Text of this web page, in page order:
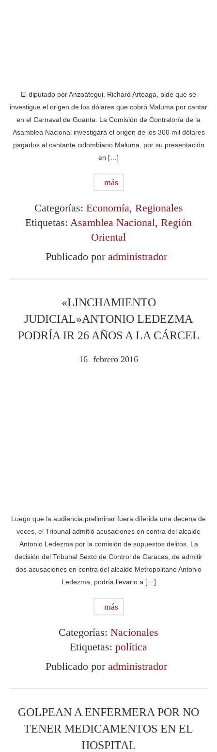
El diputado por Anzoátegui, Richard Arteaga, pide que se
investigue el origen de los dólares que cobró Maluma por cantar
en el Carnaval de Guanta. La Comisión de Contraloría de la
Asamblea Nacional investigará el origen de los 300 mil dólares
pagados al cantante colombiano Maluma, por su presentación
en […]
más
Categorías: Economía, Regionales
Etiquetas: Asamblea Nacional, Región
Oriental
Publicado por administrador
«LINCHAMIENTO
JUDICIAL»ANTONIO LEDEZMA
PODRÍA IR 26 AÑOS A LA CÁRCEL
16 febrero 2016
Luego que la audiencia preliminar fuera diferida una decena de
veces, el Tribunal admitió acusaciones en contra del alcalde
Antonio Ledezma por la comisión de supuestos delitos. La
decisión del Tribunal Sexto de Control de Caracas, de admitir
dos acusaciones en contra del alcalde Metropolitano Antonio
Ledezma, podría llevarlo a […]
más
Categorías: Nacionales
Etiquetas: política
Publicado por administrador
GOLPEAN A ENFERMERA POR NO
TENER MEDICAMENTOS EN EL
HOSPITAL